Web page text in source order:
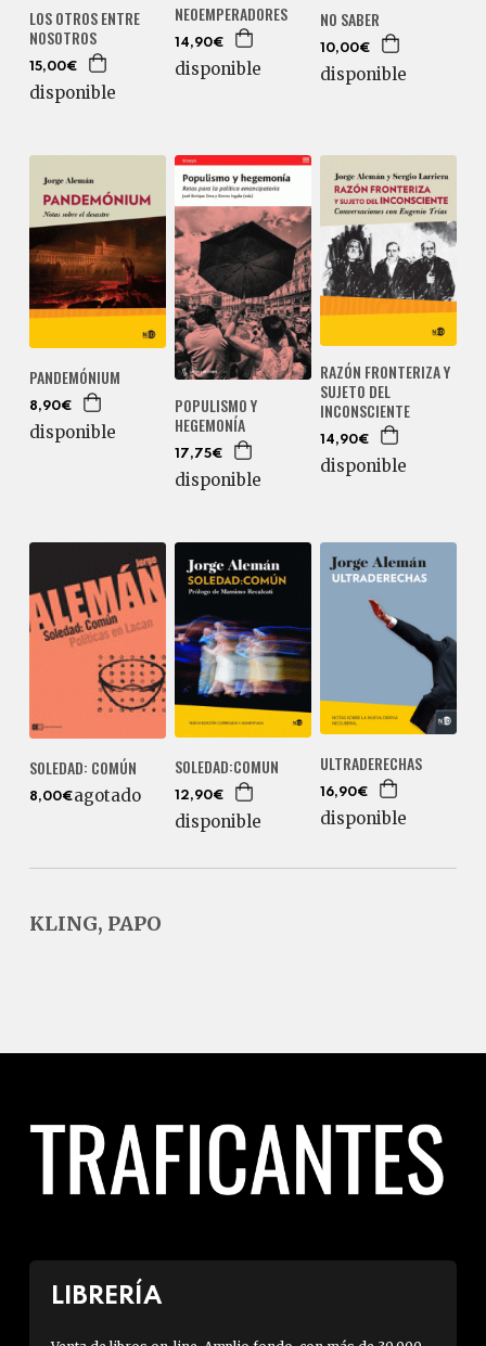
LOS OTROS ENTRE
NOSOTROS
15,00€
disponible
NEOEMPERADORES
14,90€
disponible
NO SABER
10,00€
disponible
PANDEMÓNIUM
8,90€
disponible
POPULISMO Y
HEGEMONÍA
17,75€
disponible
RAZÓN FRONTERIZA Y
SUJETO DEL
INCONSCIENTE
14,90€
disponible
SOLEDAD: COMÚN
8,00€agotado
SOLEDAD:COMUN
12,90€
disponible
ULTRADERECHAS
16,90€
disponible
KLING, PAPO
LIBRERÍA